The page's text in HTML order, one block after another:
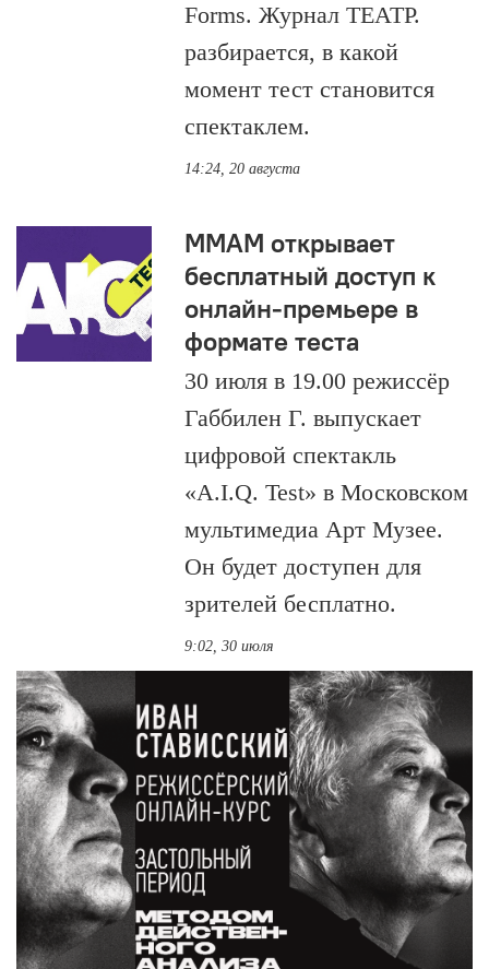
Forms. Журнал ТЕАТР.
разбирается, в какой
момент тест становится
спектаклем.
14:24, 20 августа
ММАМ открывает
бесплатный доступ к
онлайн-премьере в
формате теста
30 июля в 19.00 режиссёр
Габбилен Г. выпускает
цифровой спектакль
«A.I.Q. Test» в Московском
мультимедиа Арт Музее.
Он будет доступен для
зрителей бесплатно.
9:02, 30 июля